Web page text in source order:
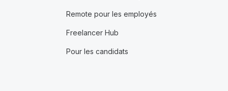
Remote pour les employés
Freelancer Hub
Pour les candidats